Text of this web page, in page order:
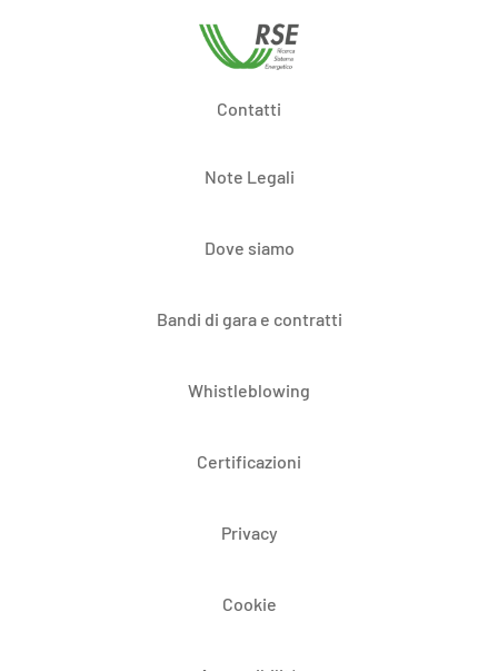
Contatti
Note Legali
Dove siamo
Bandi di gara e contratti
Whistleblowing
Certificazioni
Privacy
Cookie